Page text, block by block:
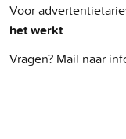
Voor
het werkt.
Vragen? Mail naar